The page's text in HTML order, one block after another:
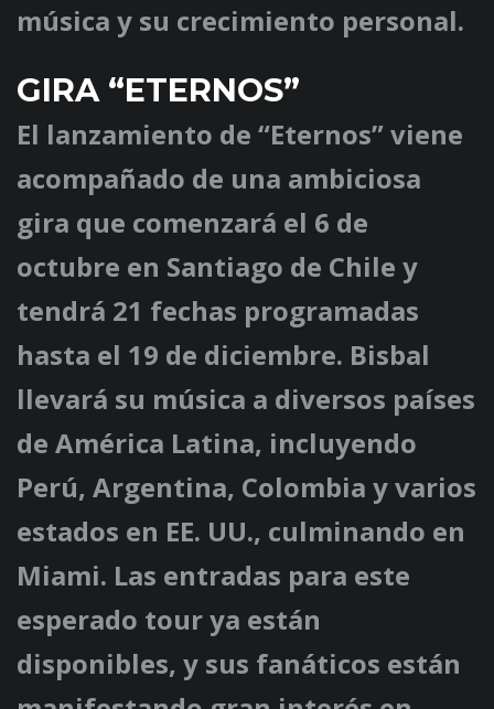
música y su crecimiento personal.
GIRA “ETERNOS”
El lanzamiento de “Eternos” viene
acompañado de una ambiciosa
gira que comenzará el 6 de
octubre en Santiago de Chile y
tendrá 21 fechas programadas
hasta el 19 de diciembre. Bisbal
llevará su música a diversos países
de América Latina, incluyendo
Perú, Argentina, Colombia y varios
estados en EE. UU., culminando en
Miami. Las entradas para este
esperado tour ya están
disponibles, y sus fanáticos están